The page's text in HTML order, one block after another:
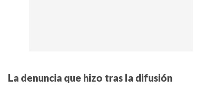
La denuncia que hizo tras la difusión